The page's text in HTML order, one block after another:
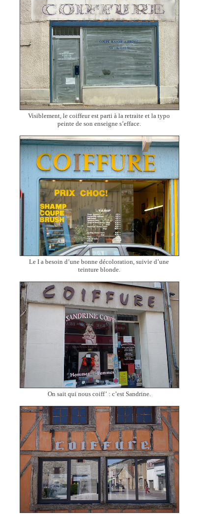
Visiblement, le coiffeur est parti à la retraite et la typo
peinte de son enseigne s’efface.
Le I a besoin d’une bonne décoloration, suivie d’une
teinture blonde.
On sait qui nous coiff’ : c’est Sandrine.